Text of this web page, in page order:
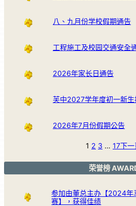
八、九月份学校假期通告
工程施工及校园交通安全
2026年家长日通告
芙中2027学年度初一新生
2026年7月份假期公告
1 2 3 … 17下一
荣誉榜
参加由董总主办【2024年
赛】，获得佳绩